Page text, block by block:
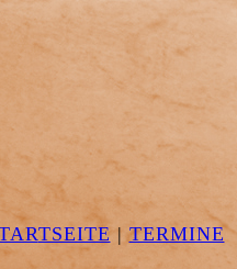
TSEITE|TERMINE